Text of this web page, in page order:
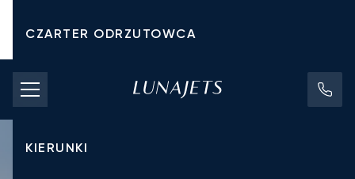
CZARTER ODRZUTOWCA
KOSZTY CZARTERU
PRYWATNE ODRZUTOWCE
KIERUNKI